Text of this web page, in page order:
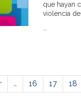
que hayan
violencia
… 16 17 18